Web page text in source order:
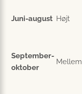
Juni-august Højt
September-
oktober
Mellem